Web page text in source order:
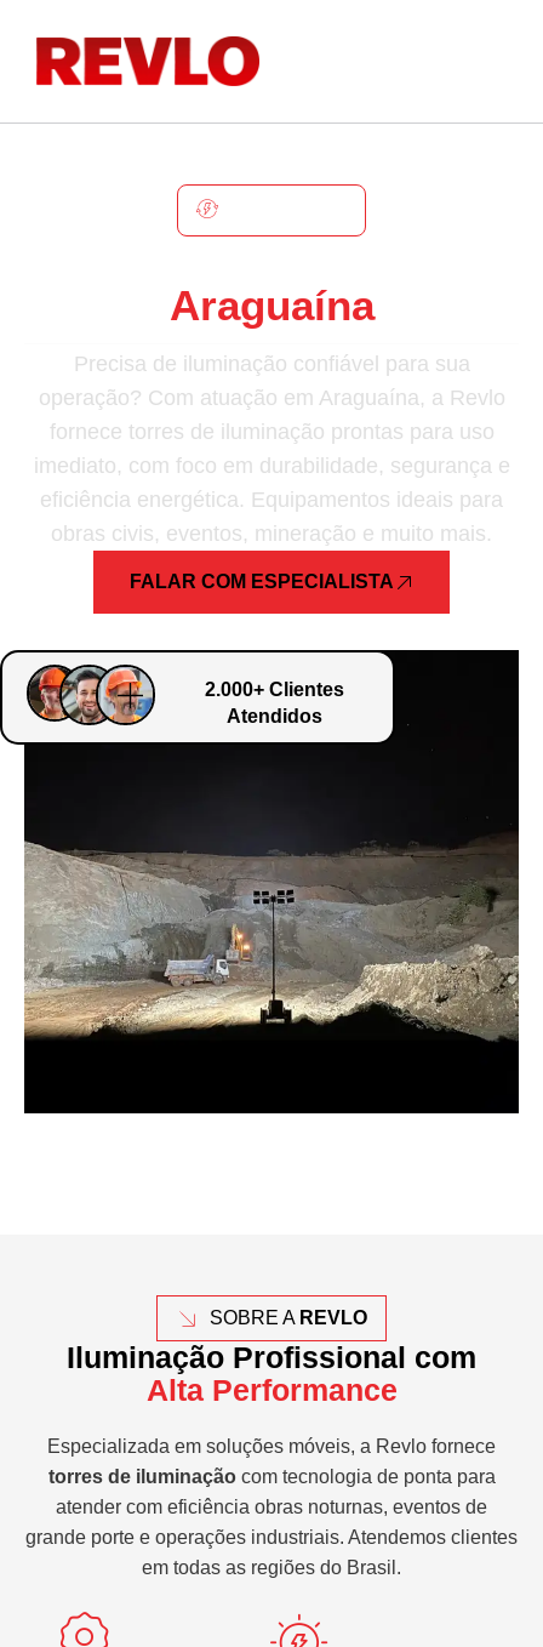
Araguaína
Precisa de iluminação confiável para sua
operação? Com atuação em Araguaína, a Revlo
fornece torres de iluminação prontas para uso
imediato, com foco em durabilidade, segurança e
eficiência energética. Equipamentos ideais para
obras civis, eventos, mineração e muito mais.
FALAR COM ESPECIALISTA
2.000+ Clientes
Atendidos
SOBRE A REVLO
Iluminação Profissional com
Alta Performance
Especializada em soluções móveis, a Revlo fornece
torres de iluminaçãocom tecnologia de ponta para
atender com eficiência obras noturnas, eventos de
grande porte e operações industriais. Atendemos clientes
em todas as regiões do Brasil.